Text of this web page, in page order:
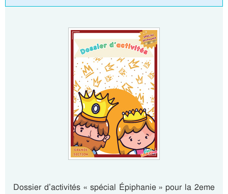
Dossier d’activités « spécial Épiphanie » pour la 2eme